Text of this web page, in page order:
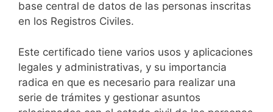
base central de datos de las personas inscritas
en los Registros Civiles.
Este certificado tiene varios usos y aplicaciones
legales y administrativas, y su importancia
radica en que es necesario para realizar una
serie de trámites y gestionar asuntos